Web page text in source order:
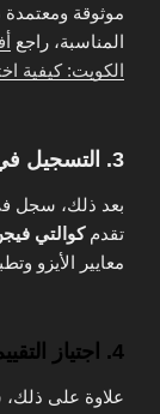
موثوقة ومعتمدة
المناسبة، راجع
الكويت: كيفية
3. التسجيل في دورة تدريبية
بعد ذلك، سجل
تقدمكوالتي
معايير الأيزو
4. اجتياز التقييم
علاوة على ذلك،